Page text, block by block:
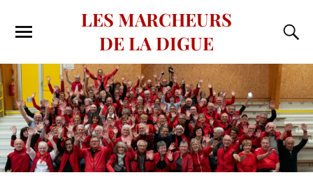
LES MARCHEURS
DE LA DIGUE